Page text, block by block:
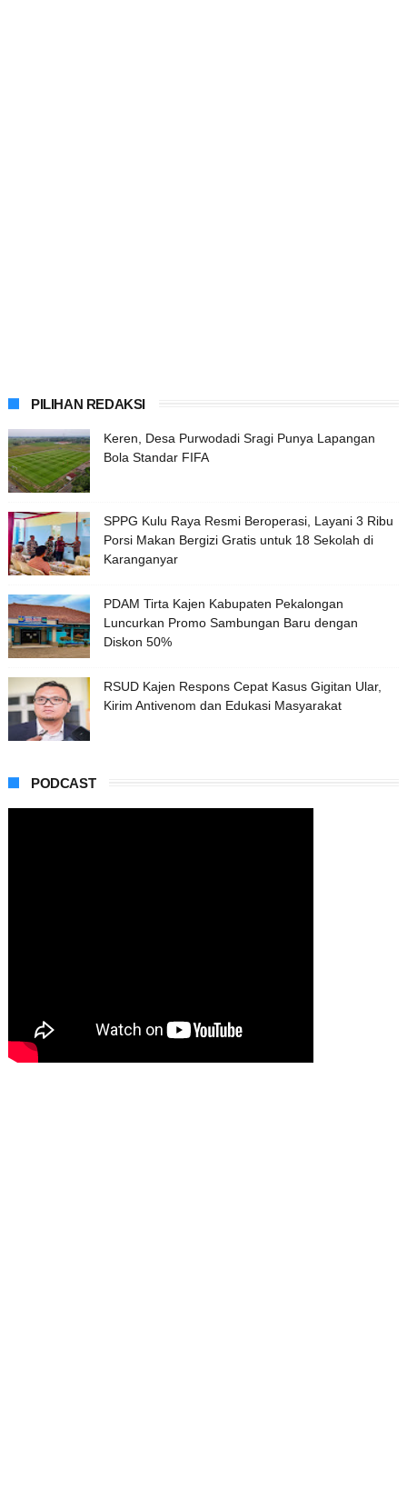
PILIHAN REDAKSI
Keren, Desa Purwodadi Sragi Punya Lapangan
Bola Standar FIFA
SPPG Kulu Raya Resmi Beroperasi, Layani 3 Ribu
Porsi Makan Bergizi Gratis untuk 18 Sekolah di
Karanganyar
PDAM Tirta Kajen Kabupaten Pekalongan
Luncurkan Promo Sambungan Baru dengan
Diskon 50%
RSUD Kajen Respons Cepat Kasus Gigitan Ular,
Kirim Antivenom dan Edukasi Masyarakat
PODCAST